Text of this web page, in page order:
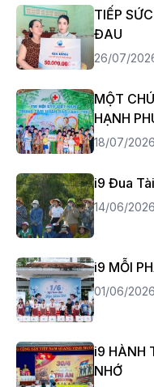
TIẾP
ĐAU
26/07/
MỘT
HẠNH
18/07/2026
i9 Đua
14/06/2026
i9 MỖI
01/06/2026
i9 HÀNH
NHỚ